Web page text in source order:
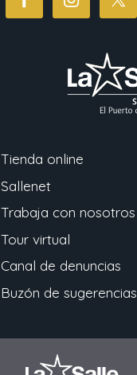
Tienda online
Sallenet
Trabaja con nosotros
Tour virtual
Canal de denuncias
Buzón de sugerencias